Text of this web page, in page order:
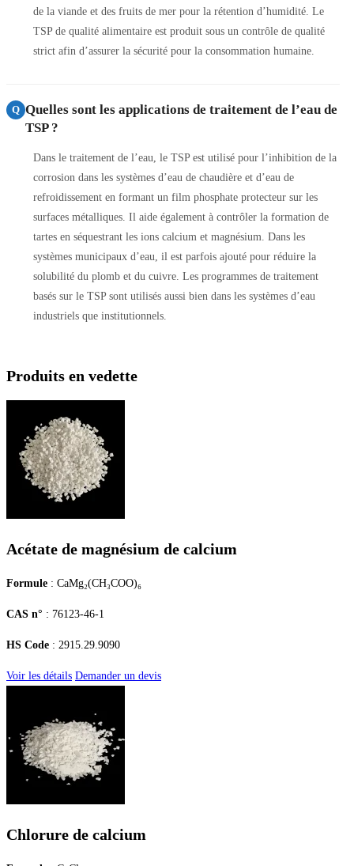
de la viande et des fruits de mer pour la rétention d’humidité. Le
TSP de qualité alimentaire est produit sous un contrôle de qualité
strict afin d’assurer la sécurité pour la consommation humaine.
Q Quelles sont les applications de traitement de l’eau de
TSP ?
Dans le traitement de l’eau, le TSP est utilisé pour l’inhibition de la
corrosion dans les systèmes d’eau de chaudière et d’eau de
refroidissement en formant un film phosphate protecteur sur les
surfaces métalliques. Il aide également à contrôler la formation de
tartes en séquestrant les ions calcium et magnésium. Dans les
systèmes municipaux d’eau, il est parfois ajouté pour réduire la
solubilité du plomb et du cuivre. Les programmes de traitement
basés sur le TSP sont utilisés aussi bien dans les systèmes d’eau
industriels que institutionnels.
Produits en vedette
Acétate de magnésium de calcium
Formule : CaMg₂(CH₃COO)₆
CAS n° : 76123-46-1
HS Code : 2915.29.9090
Voir les détails Demander un devis
Chlorure de calcium